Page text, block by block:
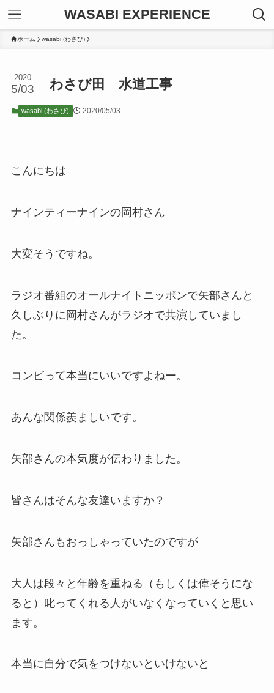
WASABI EXPERIENCE
ホーム wasabi (わさび)
わさび田 水道工事
2020
5/03
wasabi (わさび) 2020/05/03
こんにちは
ナインティーナインの岡村さん
大変そうですね。
ラジオ番組のオールナイトニッポンで矢部さんと
久しぶりに岡村さんがラジオで共演していまし
た。
コンビって本当にいいですよねー。
あんな関係羨ましいです。
矢部さんの本気度が伝わりました。
皆さんはそんな友達いますか？
矢部さんもおっしゃっていたのですが
大人は段々と年齢を重ねる（もしくは偉そうにな
ると）叱ってくれる人がいなくなっていくと思い
ます。
本当に自分で気をつけないといけないと